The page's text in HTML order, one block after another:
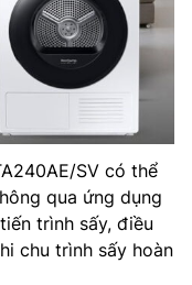
SV có thể
qua ứng dụng
trình sấy, điều
chu trình sấy hoàn